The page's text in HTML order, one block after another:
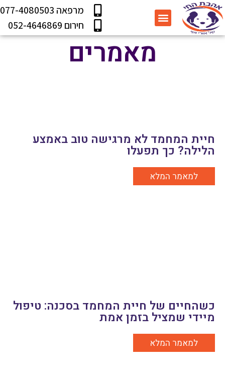
מרפאה 077-4080503
חירום 052-4646869
מאמרים
חיית המחמד לא מרגישה טוב באמצע
הלילה? כך תפעלו
למאמר המלא
כשהחיים של חיית המחמד בסכנה: טיפול
מיידי שמציל בזמן אמת
למאמר המלא